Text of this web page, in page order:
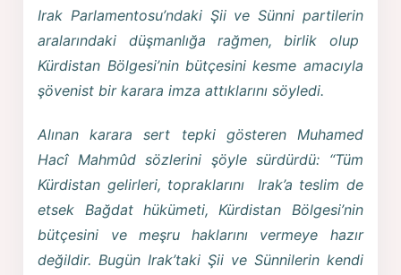
Irak Parlamentosu’ndaki Şii ve Sünni partilerin
aralarındaki düşmanlığa rağmen, birlik olup
Kürdistan Bölgesi’nin bütçesini kesme amacıyla
şövenist bir karara imza attıklarını söyledi.
Alınan karara sert tepki gösteren Muhamed
Hacî Mahmûd sözlerini şöyle sürdürdü: “Tüm
Kürdistan gelirleri, topraklarını Irak’a teslim de
etsek Bağdat hükümeti, Kürdistan Bölgesi’nin
bütçesini ve meşru haklarını vermeye hazır
değildir. Bugün Irak’taki Şii ve Sünnilerin kendi